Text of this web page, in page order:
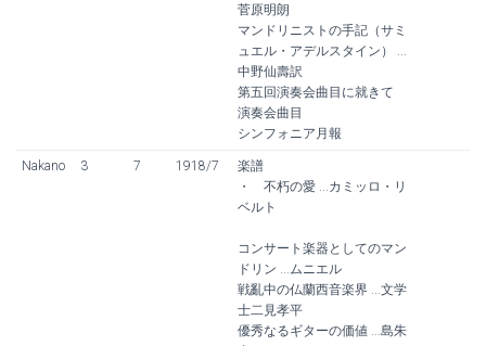
菅原明朗
マンドリニストの手記（サミ
ュエル・アデルスタイン） ...
中野仙壽訳
第五回演奏会曲目に就きて
演奏会曲目
シンフォニア月報
Nakano 3 7 1918/7
楽譜
・ 不朽の愛 ...カミッロ・リ
ベルト
コンサート楽器としてのマン
ドリン ...ムニエル
戦亂中の仏蘭西音楽界 ...文学
士二見孝平
優秀なるギターの価値 ...島朱